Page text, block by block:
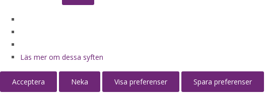
Läs mer om dessa syften
Acceptera Neka Visa preferenser Spara preferenser